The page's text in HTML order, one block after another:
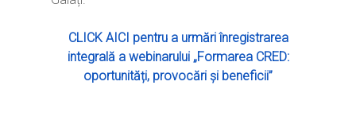
CLICK AICI pentru a urmări înregistrarea
integrală a webinarului „Formarea CRED:
oportunități, provocări și beneficii”